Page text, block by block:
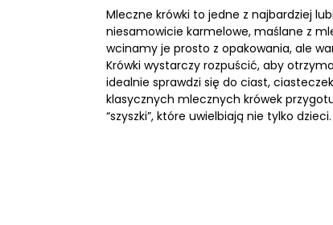
Mleczne krówki to jedne z najbardziej
niesamowicie karmelowe, maślane z
wcinamy je prosto z opakowania, ale
Krówki wystarczy rozpuścić, aby
idealnie sprawdzi się do ciast,
klasycznych mlecznych krówek
“szyszki”, które uwielbiają nie tylko dzieci.